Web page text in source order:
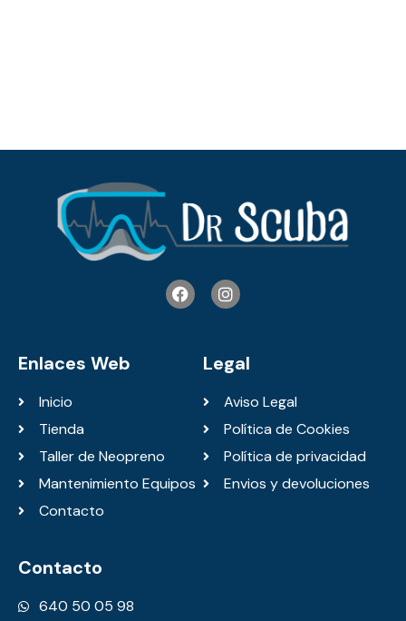
Enlaces Web
Inicio
Tienda
Taller de Neopreno
Mantenimiento Equipos
Contacto
Legal
Aviso Legal
Política de Cookies
Política de privacidad
Envios y devoluciones
Contacto
640 50 05 98